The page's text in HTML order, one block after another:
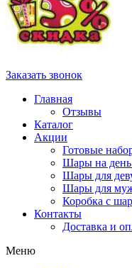
Заказать звонок
Главная
Отзывы
Каталог
Акции
Готовые
Шары на
Шары для
Шары для
Коробка с
Контакты
Доставка и
Меню